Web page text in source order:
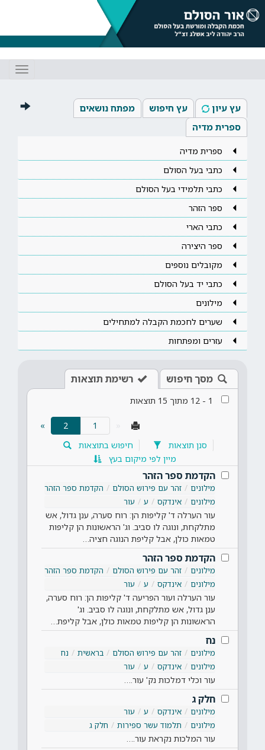
עץ עיון עץ חיפוש
מפתח נושאים
ספרית מדיה
ספרית מדיה
כתבי בעל הסולם
כתבי תלמידי בעל הסולם
ספר הזהר
כתבי הארי
ספר היצירה
מקובלים נוספים
כתבי יד בעל הסולם
מילונים
שערים לחכמת הקבלה למתחילים
עזרים ומפתחות
מסך חיפוש רשימת תוצאות
1
-
12 מתוך 15 תוצאות
2
»
סנן תוצאות
חיפוש בתוצאות
מיין לפי מיקום בעץ
הקדמת ספר הזהר
מילונים זהר עם פירוש הסולם
הקדמת ספר הזהר
מילונים
אינדקס ע עור
עור הערלה ד' קליפות הן: רוח סערה, ענן גדול, אש
מתלקחת, ונוגה לו סביב. וג' הראשונות הן קליפות
טמאות כולן, אבל קליפת הנוגה חציה…
הקדמת ספר הזהר
מילונים זהר עם פירוש הסולם
הקדמת ספר הזהר
מילונים
אינדקס ע עור
עור הערלה ועור הפריעה ד' קליפות הן: רוח סערה,
ענן גדול, אש מתלקחת, ונוגה לו סביב. וג'
הראשונות הן קליפות טמאות כולן, אבל קליפת…
נח
מילונים זהר עם פירוש הסולם בראשית
נח
מילונים
אינדקס ע עור
עור וכלי דמלכות נק' עור.…
חלק ג
מילונים אינדקס ע
עור
מילונים
תלמוד עשר ספירות חלק ג
עור המלכות נקראת עור.…